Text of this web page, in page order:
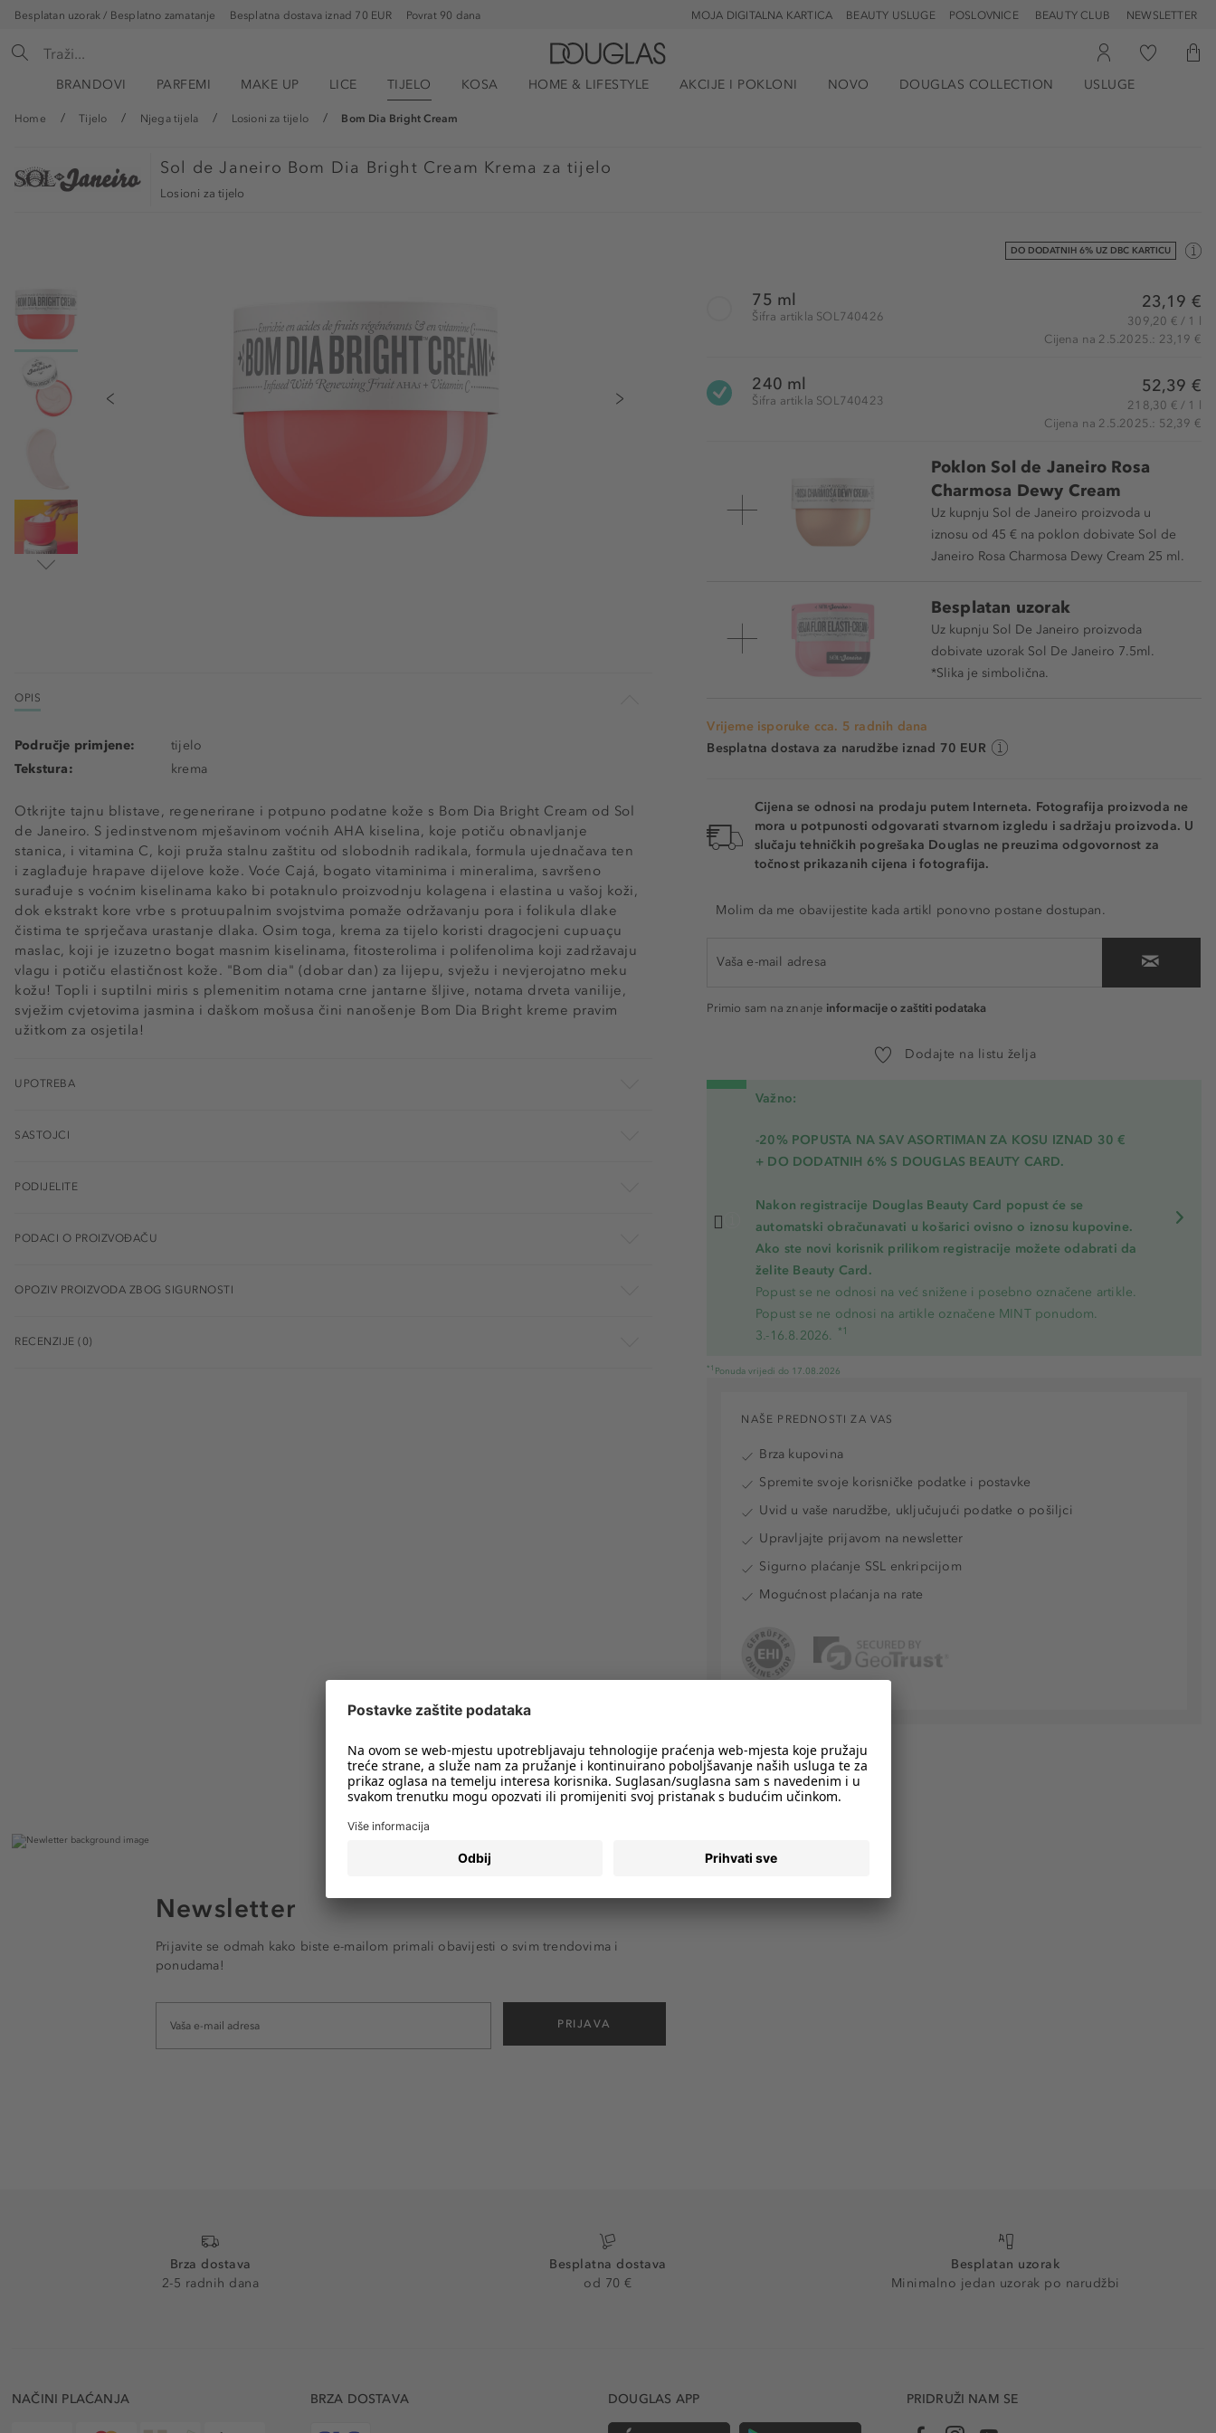
Besplatan uzorak / Besplatno zamatanje Besplatna dostava iznad 70 EUR Povrat 90 dana POSLOVNICE BEAUTY CLUB NEWSLETTER
BEAUTY USLUGE
MOJA DIGITALNA KARTICA
BRANDOVI PARFEMI MAKE UP LICE TIJELO KOSA HOME & LIFESTYLE AKCIJE I POKLONI NOVO DOUGLAS COLLECTION USLUGE
Home Tijelo Njega tijela Losioni za tijelo Bom Dia Bright Cream
Sol de Janeiro Bom Dia Bright Cream Krema za tijelo
Losioni za tijelo
DO DODATNIH 6% UZ DBC KARTICU
75 ml
Šifra artikla SOL740426
23,19 €
309,20 € / 1 l
Cijena na 2.5.2025.: 23,19 €
240 ml
Šifra artikla SOL740423
52,39 €
218,30 € / 1 l
Cijena na 2.5.2025.: 52,39 €
Poklon Sol de Janeiro Rosa
Charmosa Dewy Cream
Uz kupnju Sol de Janeiro proizvoda u
iznosu od 45 € na poklon dobivate Sol de
Janeiro Rosa Charmosa Dewy Cream 25 ml.
Besplatan uzorak
Uz kupnju Sol De Janeiro proizvoda
dobivate uzorak Sol De Janeiro 7.5ml.
*Slika je simbolična.
Vrijeme isporuke cca. 5 radnih dana
Besplatna dostava za narudžbe iznad 70 EUR
Cijena se odnosi na prodaju putem Interneta. Fotografija proizvoda ne
mora u potpunosti odgovarati stvarnom izgledu i sadržaju proizvoda. U
slučaju tehničkih pogrešaka Douglas ne preuzima odgovornost za
točnost prikazanih cijena i fotografija.
Molim da me obavijestite kada artikl ponovno postane dostupan.
Primio sam na znanje informacije o zaštiti podataka
Dodajte na listu želja
Važno:
-20% POPUSTA NA SAV ASORTIMAN ZA KOSU IZNAD 30 €
+ DO DODATNIH 6% S DOUGLAS BEAUTY CARD.
Nakon registracije Douglas Beauty Card popust će se
automatski obračunavati u košarici ovisno o iznosu kupovine.
Ako ste novi korisnik prilikom registracije možete odabrati da
želite Beauty Card.
Popust se ne odnosi na već snižene i posebno označene artikle.
Popust se ne odnosi na artikle označene MINT ponudom.
3.-16.8.2026.
*1
*1 Ponuda vrijedi do 17.08.2026
OPIS
Otkrijte tajnu blistave, regenerirane i potpuno podatne kože s Bom Dia Bright Cream od Sol
de Janeiro. S jedinstvenom mješavinom voćnih AHA kiselina, koje potiču obnavljanje
stanica, i vitamina C, koji pruža stalnu zaštitu od slobodnih radikala, formula ujednačava ten
i zaglađuje hrapave dijelove kože. Voće Cajá, bogato vitaminima i mineralima, savršeno
surađuje s voćnim kiselinama kako bi potaknulo proizvodnju kolagena i elastina u vašoj koži,
dok ekstrakt kore vrbe s protuupalnim svojstvima pomaže održavanju pora i folikula dlake
čistima te sprječava urastanje dlaka. Osim toga, krema za tijelo koristi dragocjeni cupuaçu
maslac, koji je izuzetno bogat masnim kiselinama, fitosterolima i polifenolima koji zadržavaju
vlagu i potiču elastičnost kože. "Bom dia" (dobar dan) za lijepu, svježu i nevjerojatno meku
kožu! Topli i suptilni miris s plemenitim notama crne jantarne šljive, notama drveta vanilije,
svježim cvjetovima jasmina i daškom mošusa čini nanošenje Bom Dia Bright kreme pravim
užitkom za osjetila!
Područje primjene:
tijelo
Tekstura:
krema
UPOTREBA
SASTOJCI
PODIJELITE
PODACI O PROIZVOĐAČU
OPOZIV PROIZVODA ZBOG SIGURNOSTI
RECENZIJE (0)
NAŠE PREDNOSTI ZA VAS
Brza kupovina
Spremite svoje korisničke podatke i postavke
Uvid u vaše narudžbe, uključujući podatke o pošiljci
Upravljajte prijavom na newsletter
Sigurno plaćanje SSL enkripcijom
Mogućnost plaćanja na rate
Newsletter
Prijavite se odmah kako biste e-mailom primali obavijesti o svim trendovima i
ponudama!
PRIJAVA
Brza dostava
2-5 radnih dana
Besplatna dostava
od 70 €
Besplatan uzorak
Minimalno jedan uzorak po narudžbi
NAČINI PLAĆANJA BRZA DOSTAVA DOUGLAS APP PRIDRUŽI NAM SE